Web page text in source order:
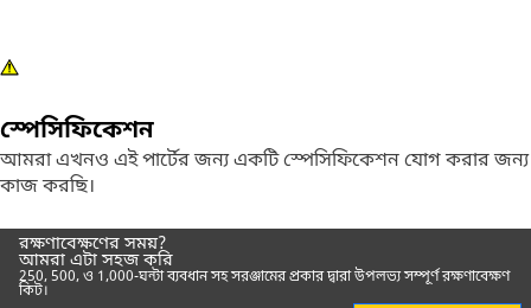
স্পেসিফিকেশন
আমরা এখনও এই পার্টের জন্য একটি স্পেসিফিকেশন যোগ করার জন্য
কাজ করছি।
রক্ষণাবেক্ষণের সময়?
আমরা এটা সহজ করি
250, 500, ও 1,000-ঘন্টা ব্যবধান সহ সরঞ্জামের প্রকার দ্বারা উপলভ্য সম্পূর্ণ রক্ষণাবেক্ষণ
কিট।